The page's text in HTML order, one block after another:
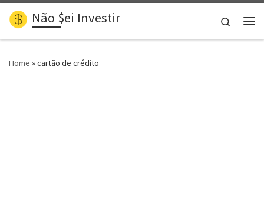
Skip to content
Não $ei Investir
Search
Home »cartão de crédito